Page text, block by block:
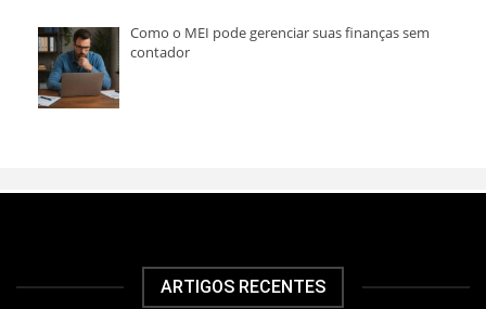
Como o MEI pode gerenciar suas finanças sem
contador
ARTIGOS RECENTES